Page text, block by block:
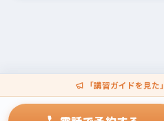
「講習ガイドを見た」